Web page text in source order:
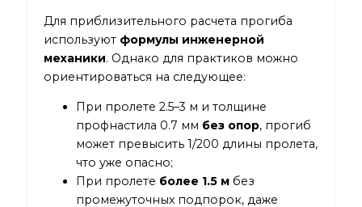
Для приблизительного расчета прогиба
используют формулы инженерной
механики. Однако для практиков можно
ориентироваться на следующее:
При пролете 2.5–3 м и толщине
профнастила 0.7 мм без опор, прогиб
может превысить 1/200 длины пролета,
что уже опасно;
При пролете более 1.5 м без
промежуточных подпорок, даже